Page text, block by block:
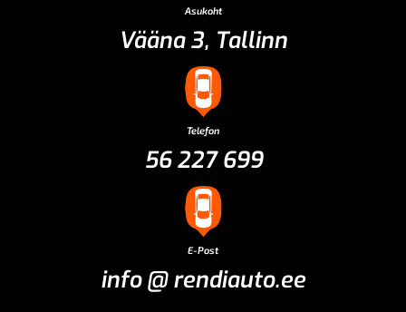
Asukoht
Vääna 3, Tallinn
Telefon
56 227 699
E-Post
info @ rendiauto.ee